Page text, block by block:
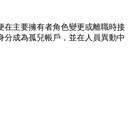
在主要擁有者角色變更或離職時接
分成為孤兒帳戶，並在人員異動中